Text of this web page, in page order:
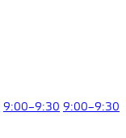
9:00–9:30 9:00–9:30